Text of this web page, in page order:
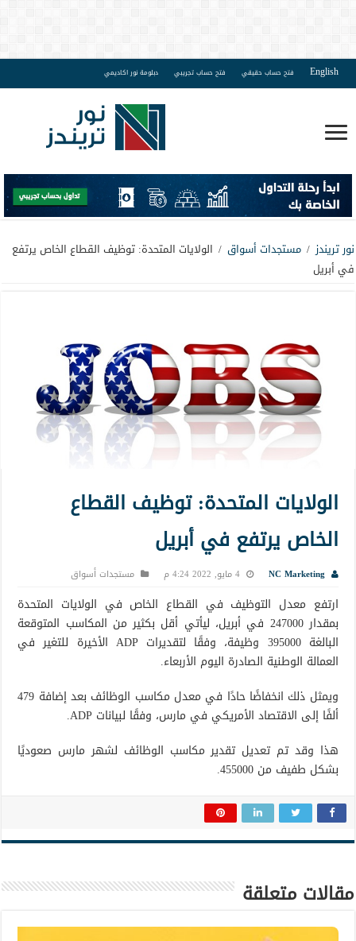
English فتح حساب حقيقي فتح حساب تجريبي دبلومة نور اكاديمي
نور تريندز / مستجدات أسواق / الولايات المتحدة: توظيف القطاع الخاص يرتفع
في أبريل
الولايات المتحدة: توظيف القطاع
الخاص يرتفع في أبريل
NC Marketing 4 مايو, 2022 4:24 م مستجدات أسواق
ارتفع معدل التوظيف في القطاع الخاص في الولايات المتحدة
بمقدار 247000 في أبريل، ليأتي أقل بكثير من المكاسب المتوقعة
البالغة 395000 وظيفة، وفقًا لتقديرات ADP الأخيرة للتغير في
العمالة الوطنية الصادرة اليوم الأربعاء.
ويمثل ذلك انخفاضًا حادًا في معدل مكاسب الوظائف بعد إضافة 479
ألفًا إلى الاقتصاد الأمريكي في مارس، وفقًا لبيانات ADP.
هذا وقد تم تعديل تقدير مكاسب الوظائف لشهر مارس صعوديًا
بشكل طفيف من 455000.
مقالات متعلقة